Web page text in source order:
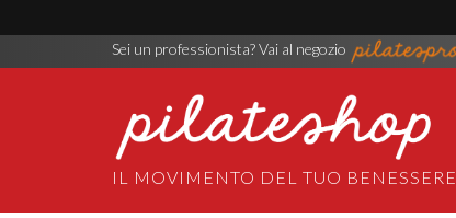
Sei un professionista? Vai al negozio
IL MOVIMENTO DEL TUO BENESSERE